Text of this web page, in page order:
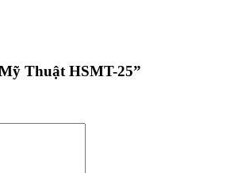
Thuật HSMT-25”